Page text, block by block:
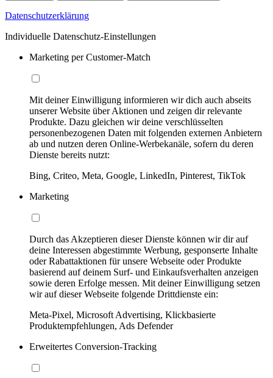
Datenschutzerklärung
Individuelle Datenschutz-Einstellungen
Marketing per Customer-Match
Mit deiner Einwilligung informieren wir dich auch abseits
unserer Website über Aktionen und zeigen dir relevante
Produkte. Dazu gleichen wir deine verschlüsselten
personenbezogenen Daten mit folgenden externen Anbietern
ab und nutzen deren Online-Werbekanäle, sofern du deren
Dienste bereits nutzt:
Bing, Criteo, Meta, Google, LinkedIn, Pinterest, TikTok
Marketing
Durch das Akzeptieren dieser Dienste können wir dir auf
deine Interessen abgestimmte Werbung, gesponserte Inhalte
oder Rabattaktionen für unsere Webseite oder Produkte
basierend auf deinem Surf- und Einkaufsverhalten anzeigen
sowie deren Erfolge messen. Mit deiner Einwilligung setzen
wir auf dieser Webseite folgende Drittdienste ein:
Meta-Pixel, Microsoft Advertising, Klickbasierte
Produktempfehlungen, Ads Defender
Erweitertes Conversion-Tracking